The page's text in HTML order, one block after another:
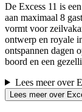
De Excess 11 is
aan maximaal 8
vormt voor
ontwerp en royale
ontspannen dagen
boord en een
Lees meer over
Lees meer over